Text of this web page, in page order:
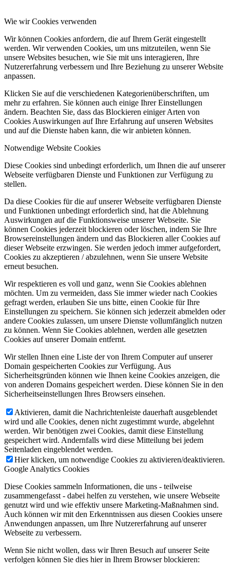
Wie wir Cookies verwenden
Wir können Cookies anfordern, die auf Ihrem Gerät eingestellt
werden. Wir verwenden Cookies, um uns mitzuteilen, wenn Sie
unsere Websites besuchen, wie Sie mit uns interagieren, Ihre
Nutzererfahrung verbessern und Ihre Beziehung zu unserer Website
anpassen.
Klicken Sie auf die verschiedenen Kategorienüberschriften, um
mehr zu erfahren. Sie können auch einige Ihrer Einstellungen
ändern. Beachten Sie, dass das Blockieren einiger Arten von
Cookies Auswirkungen auf Ihre Erfahrung auf unseren Websites
und auf die Dienste haben kann, die wir anbieten können.
Notwendige Website Cookies
Diese Cookies sind unbedingt erforderlich, um Ihnen die auf unserer
Webseite verfügbaren Dienste und Funktionen zur Verfügung zu
stellen.
Da diese Cookies für die auf unserer Webseite verfügbaren Dienste
und Funktionen unbedingt erforderlich sind, hat die Ablehnung
Auswirkungen auf die Funktionsweise unserer Webseite. Sie
können Cookies jederzeit blockieren oder löschen, indem Sie Ihre
Browsereinstellungen ändern und das Blockieren aller Cookies auf
dieser Webseite erzwingen. Sie werden jedoch immer aufgefordert,
Cookies zu akzeptieren / abzulehnen, wenn Sie unsere Website
erneut besuchen.
Wir respektieren es voll und ganz, wenn Sie Cookies ablehnen
möchten. Um zu vermeiden, dass Sie immer wieder nach Cookies
gefragt werden, erlauben Sie uns bitte, einen Cookie für Ihre
Einstellungen zu speichern. Sie können sich jederzeit abmelden oder
andere Cookies zulassen, um unsere Dienste vollumfänglich nutzen
zu können. Wenn Sie Cookies ablehnen, werden alle gesetzten
Cookies auf unserer Domain entfernt.
Wir stellen Ihnen eine Liste der von Ihrem Computer auf unserer
Domain gespeicherten Cookies zur Verfügung. Aus
Sicherheitsgründen können wie Ihnen keine Cookies anzeigen, die
von anderen Domains gespeichert werden. Diese können Sie in den
Sicherheitseinstellungen Ihres Browsers einsehen.
Aktivieren, damit die Nachrichtenleiste dauerhaft ausgeblendet
wird und alle Cookies, denen nicht zugestimmt wurde, abgelehnt
werden. Wir benötigen zwei Cookies, damit diese Einstellung
gespeichert wird. Andernfalls wird diese Mitteilung bei jedem
Seitenladen eingeblendet werden.
Hier klicken, um notwendige Cookies zu aktivieren/deaktivieren.
Google Analytics Cookies
Diese Cookies sammeln Informationen, die uns - teilweise
zusammengefasst - dabei helfen zu verstehen, wie unsere Webseite
genutzt wird und wie effektiv unsere Marketing-Maßnahmen sind.
Auch können wir mit den Erkenntnissen aus diesen Cookies unsere
Anwendungen anpassen, um Ihre Nutzererfahrung auf unserer
Webseite zu verbessern.
Wenn Sie nicht wollen, dass wir Ihren Besuch auf unserer Seite
verfolgen können Sie dies hier in Ihrem Browser blockieren: